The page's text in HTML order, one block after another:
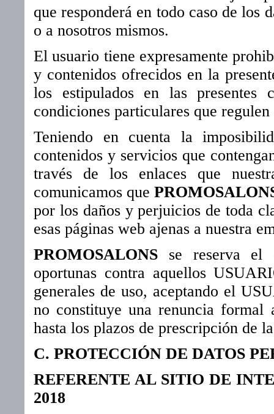
que responderá en todo caso de los
o a nosotros mismos.
El usuario tiene expresamente
y contenidos ofrecidos en la
los estipulados en las
condiciones particulares que
Teniendo en cuenta la
contenidos y servicios que
través de los enlaces que
comunicamos que
por los daños y perjuicios de toda
esas páginas web ajenas a nuestra
PROMOSALONS se reserva el
oportunas contra aquellos
generales de uso, aceptando el
no constituye una renuncia formal
hasta los plazos de prescripción de
C. PROTECCIÓN DE DATOS
REFERENTE AL SITIO DE
2018